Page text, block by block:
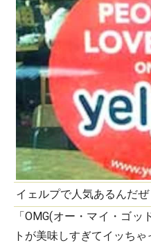
イェルプで人気あるんだ
「OMG(オー・マイ・ゴ
トが美味しすぎてイッちゃ